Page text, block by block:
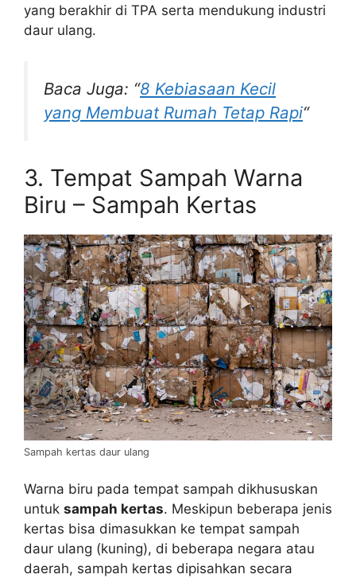
yang berakhir di TPA serta mendukung industri
daur ulang.
Baca Juga: “8 Kebiasaan Kecil
yang Membuat Rumah Tetap Rapi“
3. Tempat Sampah Warna
Biru – Sampah Kertas
Sampah kertas daur ulang
Warna biru pada tempat sampah dikhususkan
untuk sampah kertas. Meskipun beberapa jenis
kertas bisa dimasukkan ke tempat sampah
daur ulang (kuning), di beberapa negara atau
daerah, sampah kertas dipisahkan secara